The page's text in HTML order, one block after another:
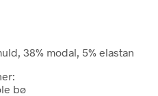
38% modal, 5% elastan
bø